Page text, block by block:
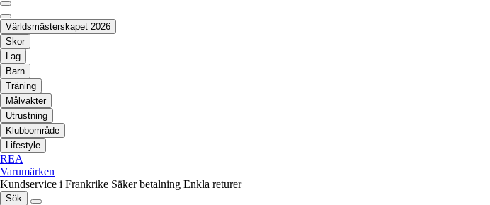
Världsmästerskapet 2026
Skor
Lag
Barn
Träning
Målvakter
Utrustning
Klubbområde
Lifestyle
REA
Varumärken
Kundservice i Frankrike Säker betalning Enkla returer
Sök